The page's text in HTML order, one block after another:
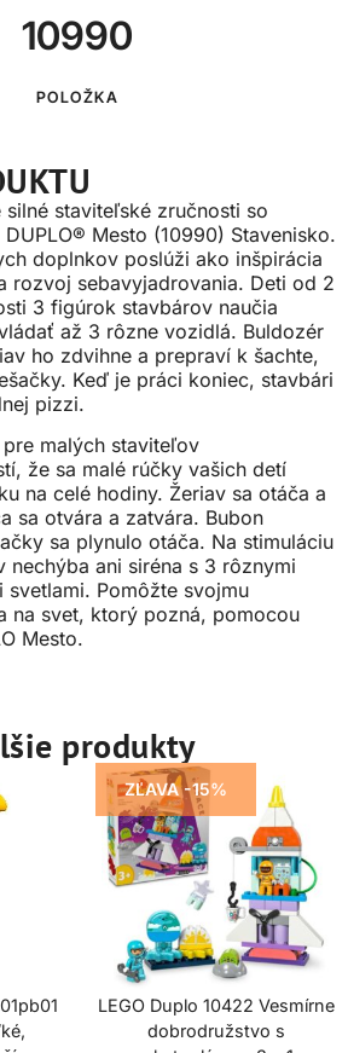
10990
POLOŽKA
staviteľské zručnosti so
Mesto (10990) Stavenisko.
doplnkov poslúži ako inšpirácia
rozvoj sebavyjadrovania. Deti od 2
3 figúrok stavbárov naučia
až 3 rôzne vozidlá. Buldozér
ho zdvihne a prepraví k šachte,
Keď je práci koniec, stavbári
pizzi.
malých staviteľov
že sa malé rúčky vašich detí
na celé hodiny. Žeriav sa otáča a
sa otvára a zatvára. Bubon
sa plynulo otáča. Na stimuláciu
nechýba ani siréna s 3 rôznymi
svetlami. Pomôžte svojmu
na svet, ktorý pozná, pomocou
Mesto.
produkty
ZĽAVA -15%
LEGO Duplo 10422 Vesmírne
dobrodružstvo s